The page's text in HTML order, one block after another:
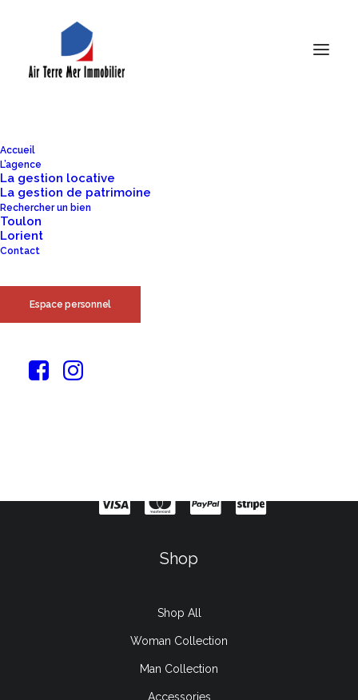
Accueil
L’agence
La gestion locative
La gestion de patrimoine
Rechercher un bien
Toulon
Lorient
Contact
Espace personnel
Quelque chose d’énorme se prépare ! Notre boutique est en
Sign up for our newsletter
Shop
Shop All
Woman Collection
Man Collection
Accessories